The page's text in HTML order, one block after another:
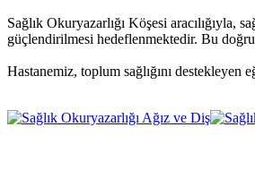
Sağlık Okuryazarlığı Köşesi aracılığıyla,
güçlendirilmesi hedeflenmektedir. Bu
Hastanemiz, toplum sağlığını destekleyen